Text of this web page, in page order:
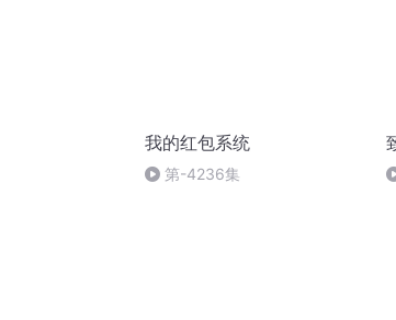
我的红包系统
第-4236集